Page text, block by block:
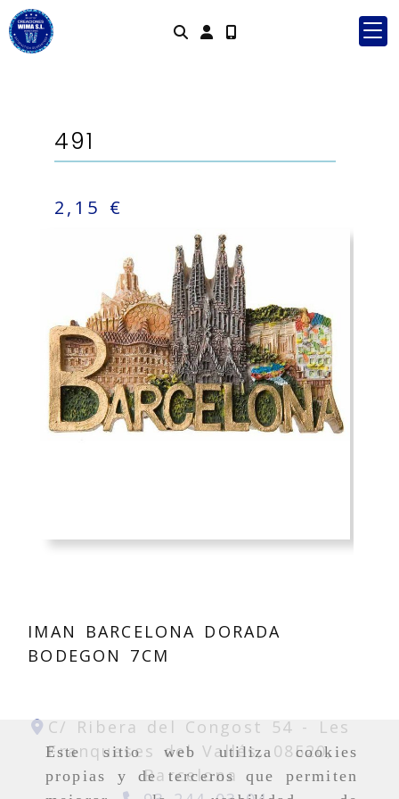
Este sitio web utiliza cookies
propias y de terceros que permiten
Identifícate
491
2,15 €
IMAN BARCELONA DORADA
BODEGON 7CM
C/ Ribera del Congost 54 -
Les
Franqueses del Vallés, 08520,
Barcelona